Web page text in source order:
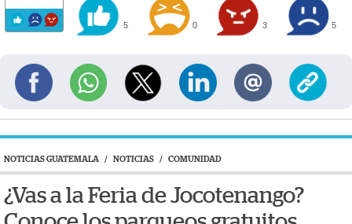
5 0 3 5
NOTICIAS GUATEMALA / NOTICIAS / COMUNIDAD
¿Vas a la Feria de Jocotenango?